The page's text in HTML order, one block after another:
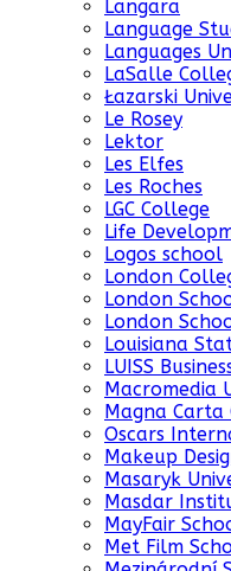
Langara
Language
Languages
LaSalle
Łazarski
Le Rosey
Lektor
Les Elfes
Les Roches
LGC College
Life
Logos school
London
London
London
Louisiana
LUISS
Macromedia
Magna Carta
Oscars
Makeup
Masaryk
Masdar
MayFair
Met Film